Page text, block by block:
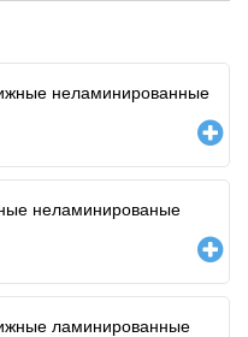
неламинированные
неламинированые
ламинированные